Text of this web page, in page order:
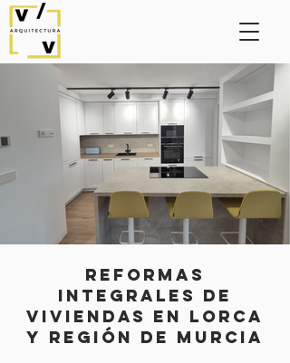
reformas
integrales de
Viviendas en lorca
y región de murcia